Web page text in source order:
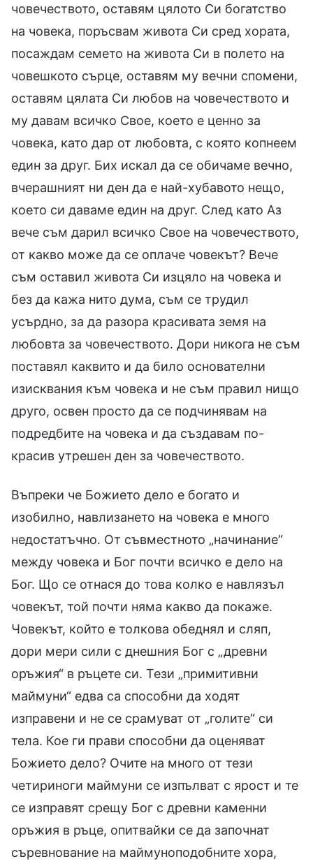
човечеството, оставям цялото Си богатство
на човека, поръсвам живота Си сред хората,
посаждам семето на живота Си в полето на
човешкото сърце, оставям му вечни спомени,
оставям цялата Си любов на човечеството и
му давам всичко Свое, което е ценно за
човека, като дар от любовта, с която копнеем
един за друг. Бих искал да се обичаме вечно,
вчерашният ни ден да е най-хубавото нещо,
което си даваме един на друг. След като Аз
вече съм дарил всичко Свое на човечеството,
от какво може да се оплаче човекът? Вече
съм оставил живота Си изцяло на човека и
без да кажа нито дума, съм се трудил
усърдно, за да разора красивата земя на
любовта за човечеството. Дори никога не съм
поставял каквито и да било основателни
изисквания към човека и не съм правил нищо
друго, освен просто да се подчинявам на
подредбите на човека и да създавам по-
красив утрешен ден за човечеството.
Въпреки че Божието дело е богато и
изобилно, навлизането на човека е много
недостатъчно. От съвместното „начинание“
между човека и Бог почти всичко е дело на
Бог. Що се отнася до това колко е навлязъл
човекът, той почти няма какво да покаже.
Човекът, който е толкова обеднял и сляп,
дори мери сили с днешния Бог с „древни
оръжия“ в ръцете си. Тези „примитивни
маймуни“ едва са способни да ходят
изправени и не се срамуват от „голите“ си
тела. Кое ги прави способни да оценяват
Божието дело? Очите на много от тези
четириноги маймуни се изпълват с ярост и те
се изправят срещу Бог с древни каменни
оръжия в ръце, опитвайки се да започнат
съревнование на маймуноподобните хора,